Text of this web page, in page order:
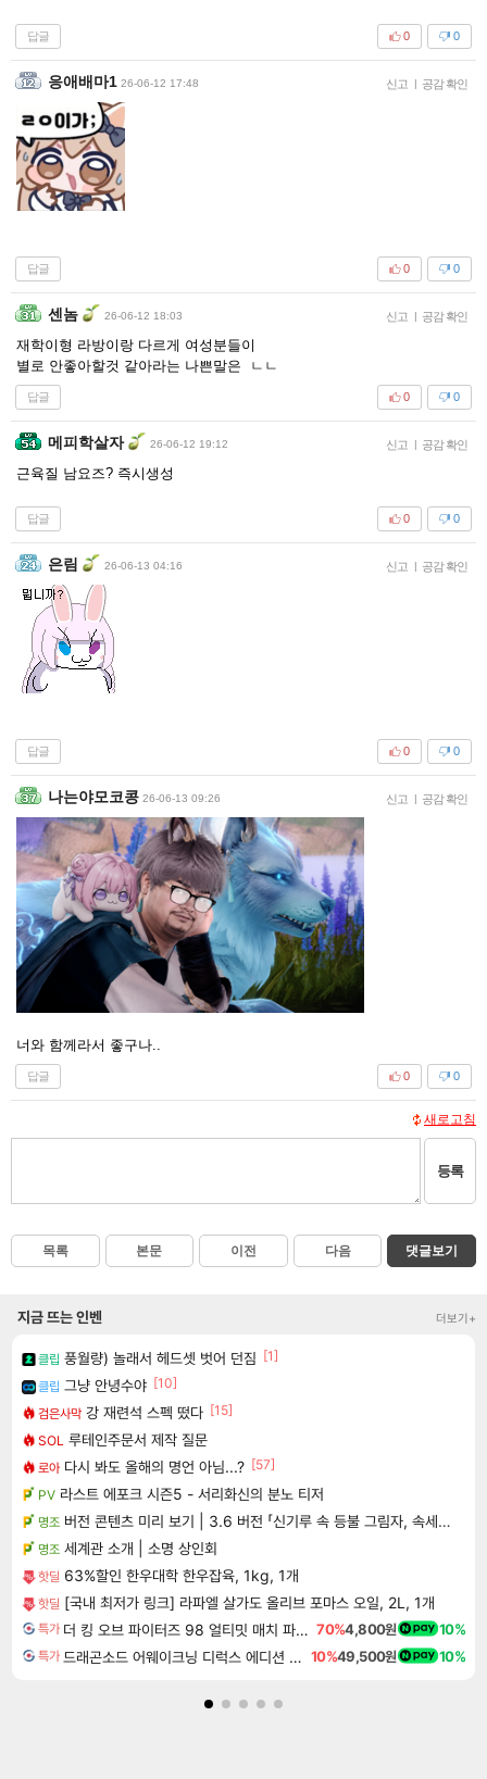
답글 0
0
응애배마1 26-06-12 17:48 신고 | 공감 확인
답글 0
0
센놈 26-06-12 18:03 신고 | 공감 확인
재학이형 라방이랑 다르게 여성분들이
별로 안좋아할것 같아라는 나쁜말은 ㄴㄴ
답글 0
0
메피학살자 26-06-12 19:12 신고 | 공감 확인
근육질 남요즈? 즉시생성
답글 0
0
은림 26-06-13 04:16 신고 | 공감 확인
답글 0
0
나는야모코콩 26-06-13 09:26 신고 | 공감 확인
너와 함께라서 좋구나..
답글 0
0
새로고침
등록
목록 본문 이전 다음 댓글보기
지금 뜨는 인벤 더보기+
클립 풍월량) 놀래서 헤드셋 벗어 던짐 [1]
클립 그냥 안녕수야 [10]
검은사막 강 재련석 스펙 떴다 [15]
SOL 루테인주문서 제작 질문
로아 다시 봐도 올해의 명언 아님...? [57]
PV 라스트 에포크 시즌5 - 서리화신의 분노 티저
명조 버전 콘텐츠 미리 보기 | 3.6 버전 「신기루 속 등불 그림자, 속세에 깃든 검의 결심」이 8월 20일에 업데이트됩니다!
명조 세계관 소개 | 소명 상인회
핫딜 63%할인 한우대학 한우잡육, 1kg, 1개
핫딜 [국내 최저가 링크] 라파엘 살가도 올리브 포마스 오일, 2L, 1개
특가 더 킹 오브 파이터즈 98 얼티밋 매치 파이널 에디션 THE KING OF FIGHTERS 98 ULTIMATE MATCH FINAL EDITION 70%4,800원 10%
특가 드래곤소드 어웨이크닝 디럭스 에디션 DragonSword Awakening Deluxe Edition 10%49,500원 10%